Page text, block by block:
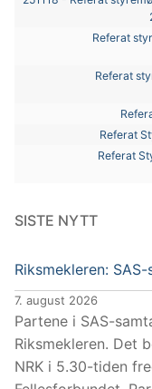
Referat
Referat
Referat
Referat
SISTE NYTT
Riksmekleren:
7. august 2026
Partene i SAS-
Riksmekleren. Det
NRK i 5.30-tiden